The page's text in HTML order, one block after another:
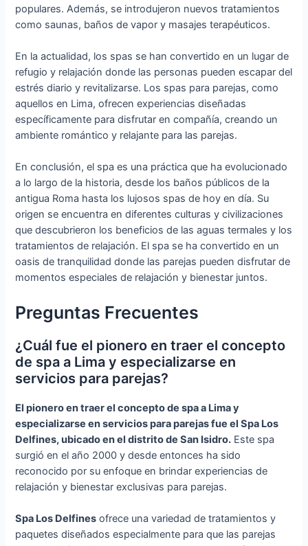
populares. Además, se introdujeron nuevos tratamientos
como saunas, baños de vapor y masajes terapéuticos.
En la actualidad, los spas se han convertido en un lugar de
refugio y relajación donde las personas pueden escapar del
estrés diario y revitalizarse. Los spas para parejas, como
aquellos en Lima, ofrecen experiencias diseñadas
específicamente para disfrutar en compañía, creando un
ambiente romántico y relajante para las parejas.
En conclusión, el spa es una práctica que ha evolucionado
a lo largo de la historia, desde los baños públicos de la
antigua Roma hasta los lujosos spas de hoy en día. Su
origen se encuentra en diferentes culturas y civilizaciones
que descubrieron los beneficios de las aguas termales y los
tratamientos de relajación. El spa se ha convertido en un
oasis de tranquilidad donde las parejas pueden disfrutar de
momentos especiales de relajación y bienestar juntos.
Preguntas Frecuentes
¿Cuál fue el pionero en traer el concepto
de spa a Lima y especializarse en
servicios para parejas?
El pionero en traer el concepto de spa a Lima y
especializarse en servicios para parejas fue el Spa Los
Delfines, ubicado en el distrito de San Isidro. Este spa
surgió en el año 2000 y desde entonces ha sido
reconocido por su enfoque en brindar experiencias de
relajación y bienestar exclusivas para parejas.
Spa Los Delfines ofrece una variedad de tratamientos y
paquetes diseñados especialmente para que las parejas